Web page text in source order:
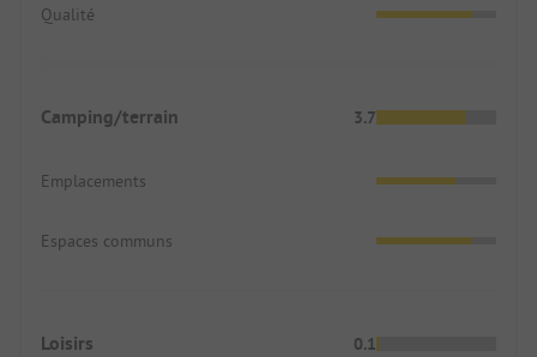
Qualité
Camping/terrain 3.7
Emplacements
Espaces communs
Loisirs 0.1